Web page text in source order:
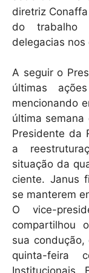
diretriz
do trabalho
delegacias nos
A seguir o
últimas
mencionando
última
Presidente da
a
situação da
ciente. Janus
se manterem
O vice-
compartilhou
sua
quinta-feira